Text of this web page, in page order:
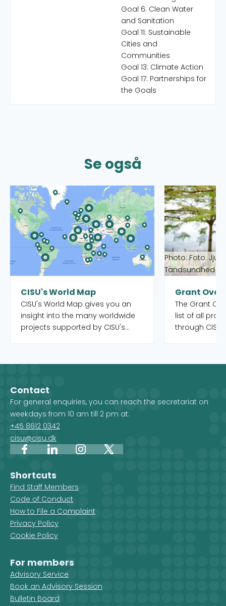
Goal 6: Clean Water
and Sanitation
Goal 11: Sustainable
Cities and
Communities
Goal 13: Climate Action
Goal 17: Partnerships for
the Goals
Se også
CISU's World Map
CISU's World Map gives you an
insight into the many worldwide
projects supported by CISU's
partners who manage the
country on the map, you get an
overview of the projects, but you
also see which CISU member
organisations are active in that
country.
Read more about CISU's World Map
Photo: Foto:
Tandsundhed
Grant
The Grant
list of all
through
to filter by
Read more
Contact
For general enquiries, you can reach the secretariat on
weekdays from 10 am till 2 pm at:
+45 8612 0342
cisu@cisu.dk
FacebookLinkedInInstagram
X
Shortcuts
Find Staff Members
Code of Conduct
How to File a Complaint
Privacy Policy
Cookie Policy
For members
Advisory Service
Book an Advisory Session
Bulletin Board